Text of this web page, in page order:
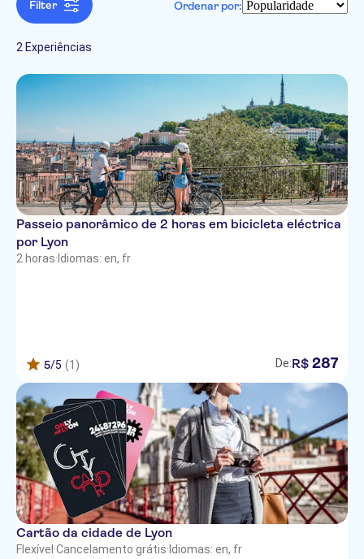
Confirmação instantânea
Distribuidor oficial
Ao ar livre
Atrações e visitas guiadas
Filter Ordenar por:
2 Experiências
Passeio panorâmico de 2 horas em bicicleta eléctrica
por Lyon
2 horas· Idiomas: en, fr
5/5 (1) De:R$ 287
Cartão da cidade de Lyon
Flexível ·Cancelamento grátis· Idiomas: en, fr